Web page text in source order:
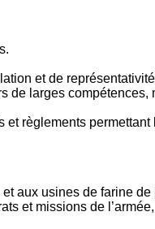
et de
larges
règlements
aux usines de farine de
et missions de